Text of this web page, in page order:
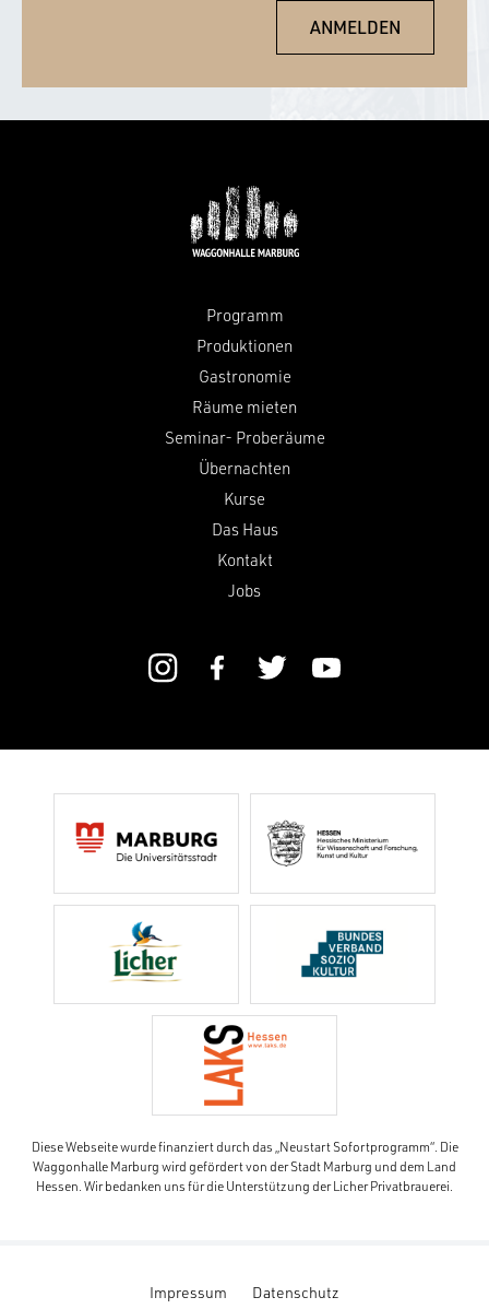
Programm
Produktionen
Gastronomie
Räume mieten
Seminar- Proberäume
Übernachten
Kurse
Das Haus
Kontakt
Jobs
Diese Webseite wurde finanziert durch das „Neustart Sofortprogramm“. Die
Waggonhalle Marburg wird gefördert von der Stadt Marburg und dem Land
Hessen. Wir bedanken uns für die Unterstützung der Licher Privatbrauerei.
Impressum Datenschutz